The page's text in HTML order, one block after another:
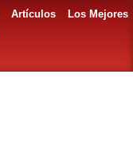
Artículos
Los Mejores